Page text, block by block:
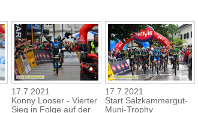
17.7.2021
Konny Looser - Vierter
Sieg in Folge auf der
17.7.2021
Start Salzkammergut-
Muni-Trophy